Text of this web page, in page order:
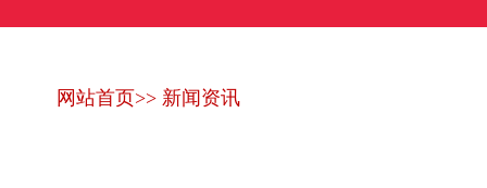
网站首页>> 新闻资讯